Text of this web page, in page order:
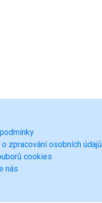
o zpracování osobních údajů
cookies
nás